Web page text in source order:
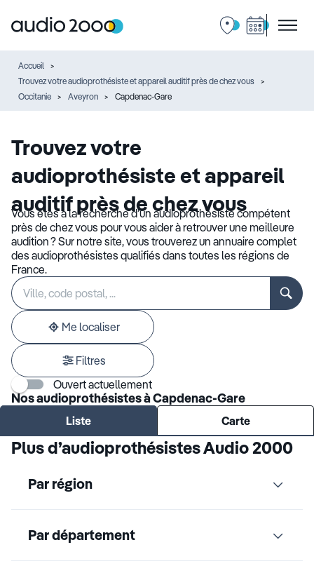
Accueil
Trouvez votre audioprothésiste et appareil auditif près de chez vous
Occitanie
Aveyron Capdenac-Gare
Trouvez votre
audioprothésiste et appareil
auditif près de chez vous
Vous êtes à la recherche d’un audioprothésiste compétent
près de chez vous pour vous aider à retrouver une meilleure
audition ? Sur notre site, vous trouverez un annuaire complet
des audioprothésistes qualifiés dans toutes les régions de
France.
Rechercher
établissement
Veuillez
renseigner
une
adresse
Me localiser
Filtres
Ouvert actuellement
Nos audioprothésistes à Capdenac-Gare
Liste Carte
Plus d’audioprothésistes Audio 2000
Par région
Par département